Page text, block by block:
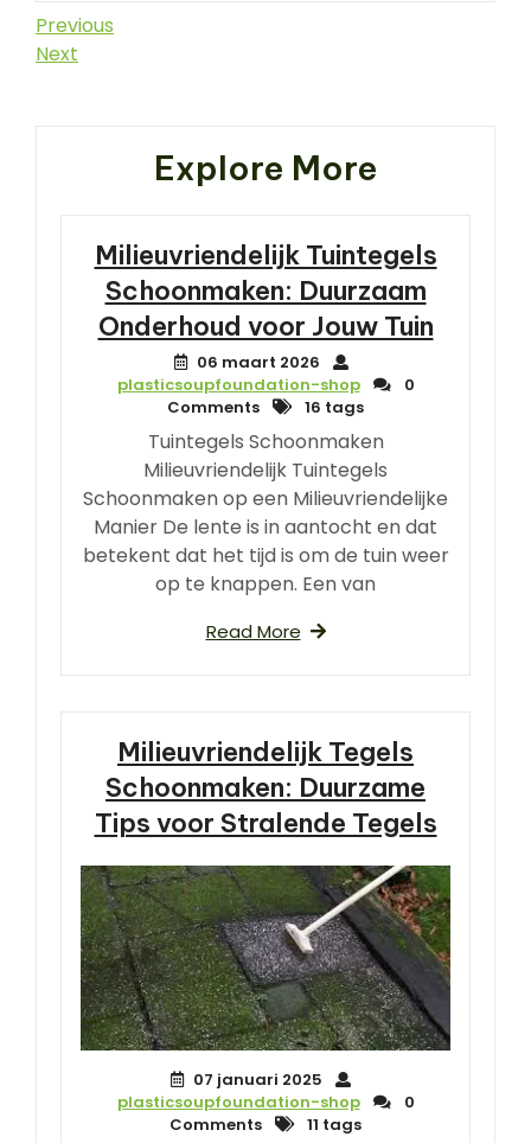
Berichtnavigatie
Previous
Post
Previous
Next
Next
Explore More
Milieuvriendelijk Tuintegels
Schoonmaken: Duurzaam
Onderhoud voor Jouw Tuin
06 maart 2026
plasticsoupfoundation-shop
0
Comments
16 tags
Tuintegels Schoonmaken
Milieuvriendelijk Tuintegels
Schoonmaken op een Milieuvriendelijke
Manier De lente is in aantocht en dat
betekent dat het tijd is om de tuin weer
op te knappen. Een van
Read More
Milieuvriendelijk Tegels
Schoonmaken: Duurzame
Tips voor Stralende Tegels
07 januari 2025
plasticsoupfoundation-shop
0
Comments
11 tags